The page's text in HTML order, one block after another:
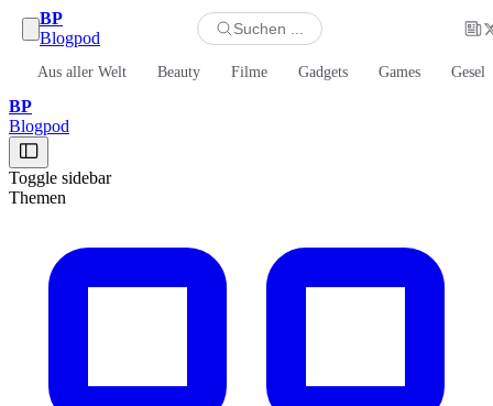
BP
Blogpod
Suchen ...
Aus aller Welt Beauty Filme Gadgets Games
BP
Blogpod
Toggle sidebar
Themen